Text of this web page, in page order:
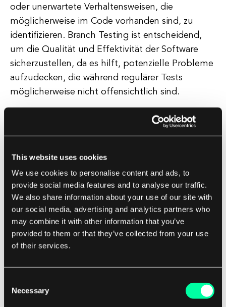
This website uses cookies
We use cookies to personalise content and ads, to
provide social media features and to analyse our traffic.
We also share information about your use of our site with
our social media, advertising and analytics partners who
may combine it with other information that you’ve
provided to them or that they’ve collected from your use
of their services.
Selection
Necessary
oder unerwartete Verhaltensweisen, die
möglicherweise im Code vorhanden sind, zu
identifizieren. Branch Testing ist entscheidend,
um die Qualität und Effektivität der Software
sicherzustellen, da es hilft, potenzielle Probleme
aufzudecken, die während regulärer Tests
möglicherweise nicht offensichtlich sind.
Durch die gründliche Prüfung jedes Zweigs des
Codes können Entwickler etwaige Defekte
an die Nutzer freigegeben wird, wodurch die
Gesamtzuverlässigkeit und -leistung verbessert
wird. Zusammenfassend lässt sich sagen, dass
Branch Testing eine entscheidende Rolle im
Softwareentwicklungsprozess spielt, indem es
hilft, Fehler im Code zu identifizieren und zu
korrigieren.
Codes können Entwickler sicherstellen, dass die